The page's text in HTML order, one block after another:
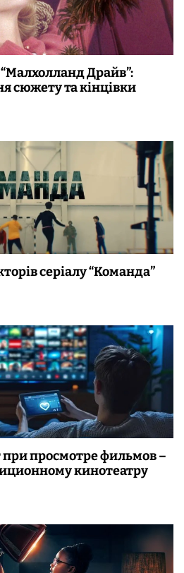
Драйв”:
сюжету та кінцівки
серіалу “Команда”
просмотре фильмов –
кинотеатру